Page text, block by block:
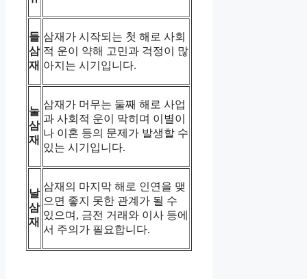
들
삼
재
삼재가 시작되는 첫 해로 사회
적 운이 약해 고민과 걱정이 많
아지는 시기입니다.
눌
삼
재
삼재가 머무는 둘째 해로 사업
과 사회적 운이 막히며 이별이
나 이혼 등의 문제가 발생할 수
있는 시기입니다.
날
삼
재
삼재의 마지막 해로 인연을 맺
으면 좋지 못한 관계가 될 수
있으며, 금전 거래와 이사 등에
서 주의가 필요합니다.